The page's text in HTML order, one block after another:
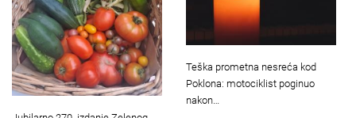
Teška prometna nesreća kod
Poklona: motociklist poginuo
nakon…